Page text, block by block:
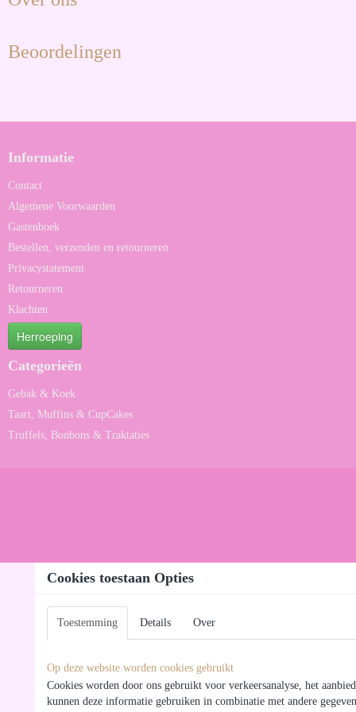
Beoordelingen
Informatie
Contact
Algemene Voorwaarden
Gastenboek
Bestellen, verzenden en retourneren
Privacystatement
Retourneren
Klachten
Herroeping
Categorieën
Gebak & Koek
Taart, Muffins & CupCakes
Truffels, Bonbons & Traktaties
Cookies toestaan Opties
Toestemming Details Over
Op deze website worden cookies gebruikt
Cookies worden door ons gebruikt voor verkeersanalyse, het
kunnen deze informatie gebruiken in combinatie met andere